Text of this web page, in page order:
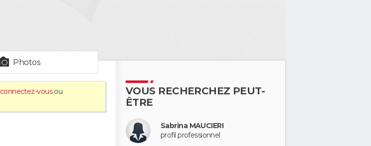
Photos
connectez-vousou
VOUS RECHERCHEZ PEUT-
ÊTRE
Sabrina MAUCIERI
profil professionnel